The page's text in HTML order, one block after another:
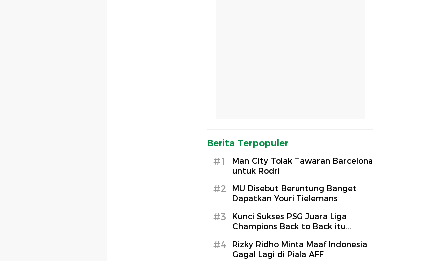
Berita Terpopuler
#1
Man City Tolak Tawaran Barcelona
untuk Rodri
#2
MU Disebut Beruntung Banget
Dapatkan Youri Tielemans
#3
Kunci Sukses PSG Juara Liga
Champions Back to Back itu...
#4
Rizky Ridho Minta Maaf Indonesia
Gagal Lagi di Piala AFF